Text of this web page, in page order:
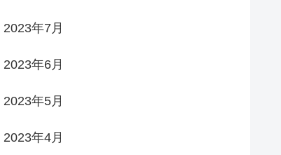
2023年7月
2023年6月
2023年5月
2023年4月